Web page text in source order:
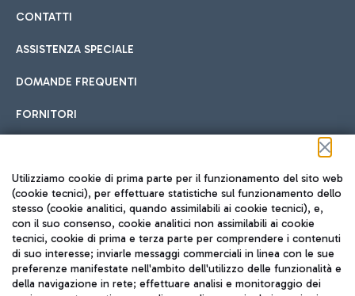
CONTATTI
ASSISTENZA SPECIALE
DOMANDE FREQUENTI
FORNITORI
Seguici sui social
TRAVEL JOURNAL
ITA
Utilizziamo cookie di prima parte per il funzionamento del sito web
(cookie tecnici), per effettuare statistiche sul funzionamento dello
stesso (cookie analitici, quando assimilabili ai cookie tecnici), e,
con il suo consenso, cookie analitici non assimilabili ai cookie
tecnici, cookie di prima e terza parte per comprendere i contenuti
di suo interesse; inviarle messaggi commerciali in linea con le sue
preferenze manifestate nell'ambito dell'utilizzo delle funzionalità e
della navigazione in rete; effettuare analisi e monitoraggio dei